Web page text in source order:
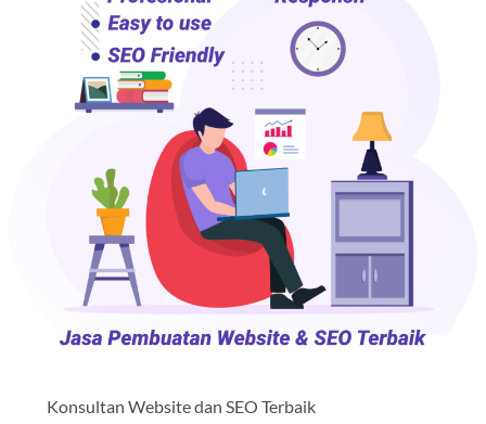
Konsultan Website dan SEO Terbaik